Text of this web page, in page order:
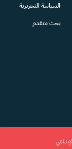
السياسة التحريرية
بحث متقدم